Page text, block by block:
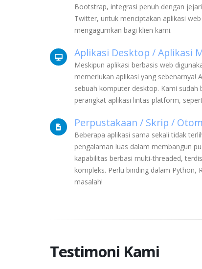
Bootstrap, integrasi penuh dengan
Twitter, untuk menciptakan aplikasi
mengagumkan bagi klien kami.
Aplikasi Desktop / Aplikasi
Meskipun aplikasi berbasis web
memerlukan aplikasi yang sebenarnya!
sebuah komputer desktop. Kami sudah
perangkat aplikasi lintas platform,
Perpustakaan / Skrip /
Beberapa aplikasi sama sekali tidak
pengalaman luas dalam membangun
kapabilitas berbasi multi-threaded,
kompleks. Perlu binding dalam Python,
masalah!
Testimoni Kami